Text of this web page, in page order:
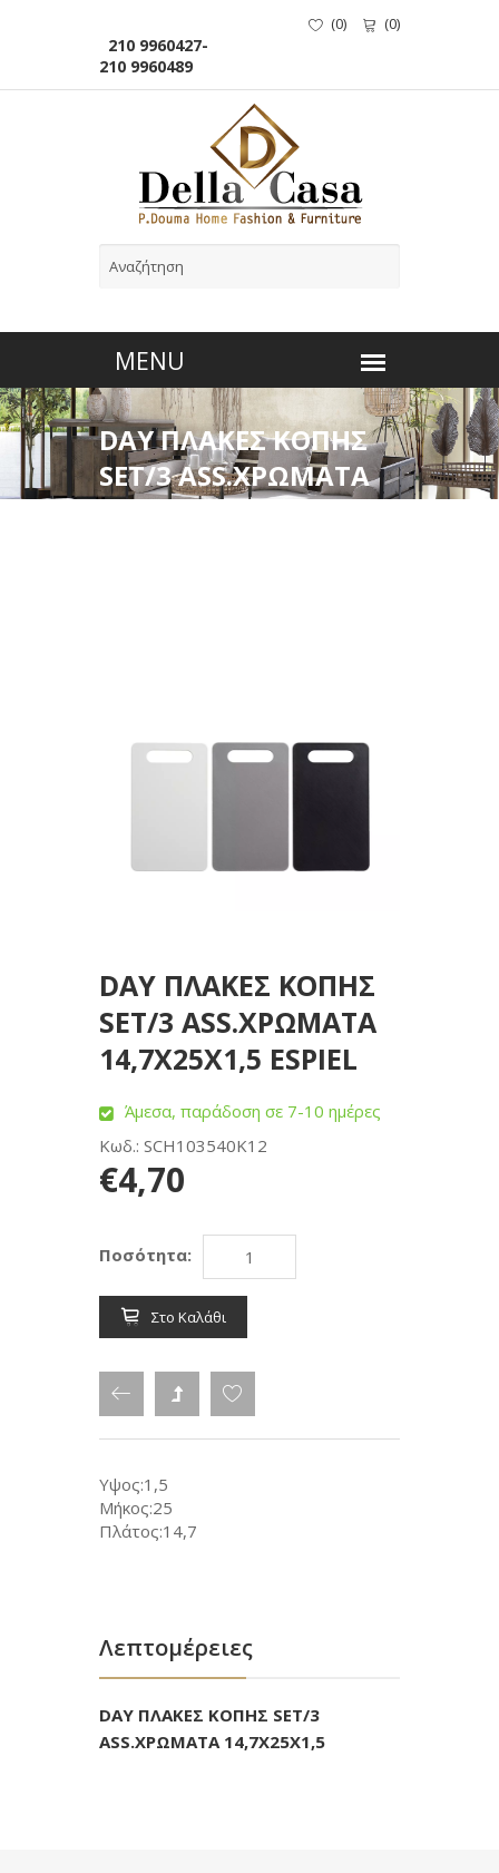
210 9960427-
210 9960489
(0) (0)
DAY ΠΛΑΚΕΣ ΚΟΠΗΣ
SET/3 ASS.ΧΡΩΜΑΤΑ
14,7Χ25Χ1,5
DAY ΠΛΑΚΕΣ ΚΟΠΗΣ
SET/3 ASS.ΧΡΩΜΑΤΑ
14,7Χ25Χ1,5 ESPIEL
Άμεσα, παράδοση σε 7-10 ημέρες
Κωδ.: SCH103540K12
€4,70
Ποσότητα:
Στο Καλάθι
Υψος:1,5
Μήκος:25
Πλάτος:14,7
Λεπτομέρειες
DAY ΠΛΑΚΕΣ ΚΟΠΗΣ SET/3
ASS.ΧΡΩΜΑΤΑ 14,7Χ25Χ1,5